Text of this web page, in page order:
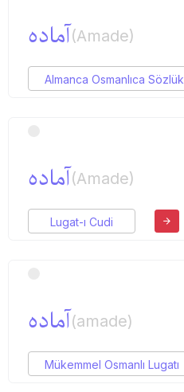
آماده(Amade)
Almanca Osmanlıca Sözlük
آماده(Amade)
Lugat-ı Cudi
آماده(amade)
Mükemmel Osmanlı Lugatı